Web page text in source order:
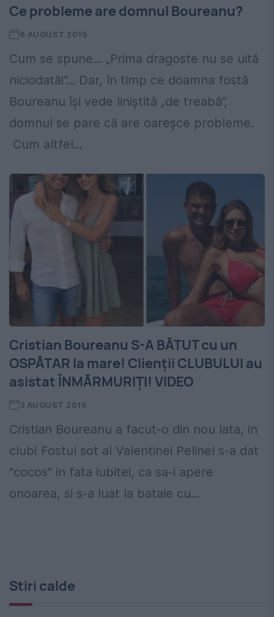
Ce probleme are domnul Boureanu?
6 AUGUST 2015
Cum se spune... „Prima dragoste nu se uită
niciodată!”... Dar, în timp ce doamna fostă
Boureanu îşi vede liniştită „de treabă”,
domnul se pare că are oareşce probleme.
Cum altfel...
Cristian Boureanu S-A BĂTUT cu un
OSPĂTAR la mare! Clienţii CLUBULUI au
asistat ÎNMĂRMURIŢI! VIDEO
3 AUGUST 2015
Cristian Boureanu a facut-o din nou lata, in
club! Fostul sot al Valentinei Pelinel s-a dat
"cocos" in fata iubitei, ca sa-i apere
onoarea, si s-a luat la bataie cu...
Stiri calde